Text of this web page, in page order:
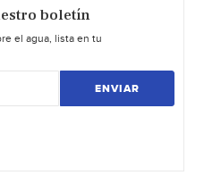
boletín
el agua, lista en tu
ENVIAR